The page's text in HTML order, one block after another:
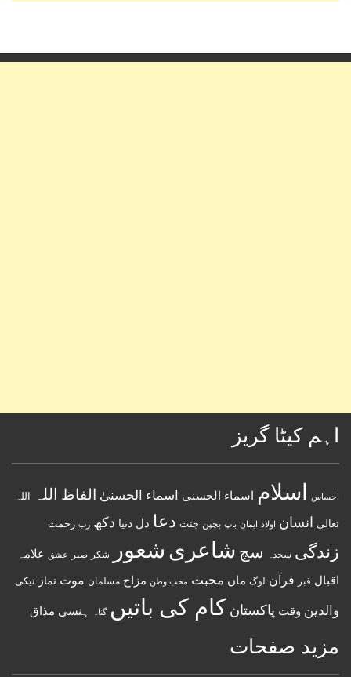
اہم کیٹا گریز
احساس اسلام اسماء الحسنى اسماء الحسنیٰ الفاظ اللہ اللہ
تعالی انسان اولاد ایمان باپ بچپن جنت دعا دل دنیا دکھ رب رحمت
زندگی سجدہ سچ شاعری شعور شکر صبر عشق علامہ
اقبال قبر قرآن لوگ ماں محبت محب وطن مزاح مسلمان موت نماز نیکی
والدین وقت پاکستان کام کی باتیں گناہ ہنسی مذاق
مزید صفحات